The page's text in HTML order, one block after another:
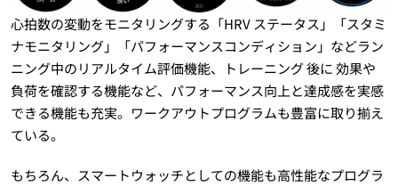
心拍数の変動をモニタリングする「HRV ステータス」「スタミ
ナモニタリング」「パフォーマンスコンディション」などラン
ニング中のリアルタイム評価機能、トレーニング 後に 効果や
負荷を確認する機能など、パフォーマンス向上と達成感を実感
できる機能も充実。ワークアウトプログラムも豊富に取り揃え
ている。
もちろん、スマートウォッチとしての機能も高性能なプログラ